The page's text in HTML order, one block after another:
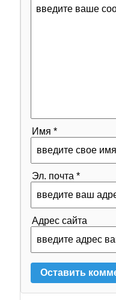
Имя *
Эл. почта *
Адрес сайта